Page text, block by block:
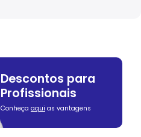
Descontos para
Profissionais
Conheça aqui as vantagens